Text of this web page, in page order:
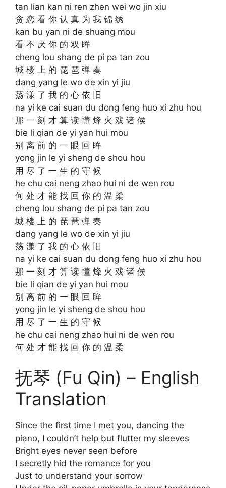
tan lian kan ni ren zhen wei wo jin xiu
贪 恋 看 你 认 真 为 我 锦 绣
kan bu yan ni de shuang mou
看 不 厌 你 的 双 眸
cheng lou shang de pi pa tan zou
城 楼 上 的 琵 琶 弹 奏
dang yang le wo de xin yi jiu
荡 漾 了 我 的 心 依 旧
na yi ke cai suan du dong feng huo xi zhu hou
那 一 刻 才 算 读 懂 烽 火 戏 诸 侯
bie li qian de yi yan hui mou
别 离 前 的 一 眼 回 眸
yong jin le yi sheng de shou hou
用 尽 了 一 生 的 守 候
he chu cai neng zhao hui ni de wen rou
何 处 才 能 找 回 你 的 温 柔
cheng lou shang de pi pa tan zou
城 楼 上 的 琵 琶 弹 奏
dang yang le wo de xin yi jiu
荡 漾 了 我 的 心 依 旧
na yi ke cai suan du dong feng huo xi zhu hou
那 一 刻 才 算 读 懂 烽 火 戏 诸 侯
bie li qian de yi yan hui mou
别 离 前 的 一 眼 回 眸
yong jin le yi sheng de shou hou
用 尽 了 一 生 的 守 候
he chu cai neng zhao hui ni de wen rou
何 处 才 能 找 回 你 的 温 柔
抚琴 (Fu Qin) – English
Translation
Since the first time I met you, dancing the
piano, I couldn’t help but flutter my sleeves
Bright eyes never seen before
I secretly hid the romance for you
Just to understand your sorrow